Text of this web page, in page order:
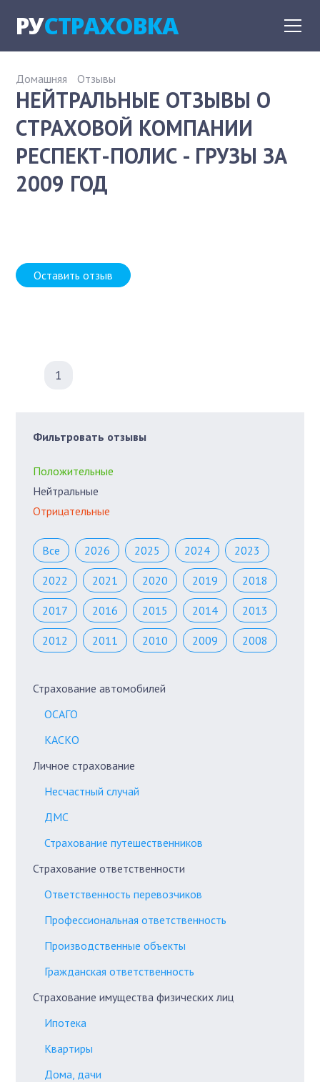
РУСТРАХОВКА
Домашняя Отзывы
НЕЙТРАЛЬНЫЕ ОТЗЫВЫ О
СТРАХОВОЙ КОМПАНИИ
РЕСПЕКТ-ПОЛИС - ГРУЗЫ ЗА
2009 ГОД
Оставить отзыв
1
Фильтровать отзывы
Положительные
Нейтральные
Отрицательные
Все 2026 2025 2024 2023
2022 2021 2020 2019 2018
2017 2016 2015 2014 2013
2012 2011 2010 2009 2008
Страхование автомобилей
ОСАГО
КАСКО
Личное страхование
Несчастный случай
ДМС
Страхование путешественников
Страхование ответственности
Ответственность перевозчиков
Профессиональная ответственность
Производственные объекты
Гражданская ответственность
Страхование имущества физических лиц
Ипотека
Квартиры
Дома, дачи